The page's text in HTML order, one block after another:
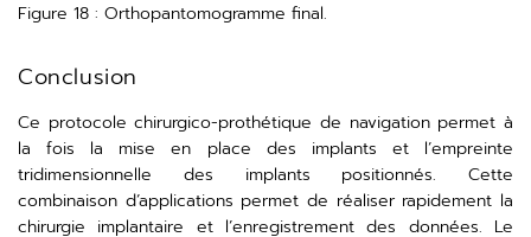
Figure 18 : Orthopantomogramme final.
Conclusion
Ce protocole chirurgico-prothétique de navigation permet à
la fois la mise en place des implants et l’empreinte
tridimensionnelle des implants positionnés. Cette
combinaison d’applications permet de réaliser rapidement la
chirurgie implantaire et l’enregistrement des données. Le